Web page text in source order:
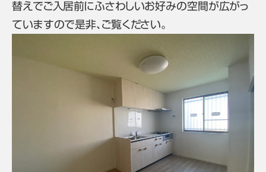
替えでご入居前にふさわしいお好みの空間が広がっ
ていますので是非、ご覧ください。